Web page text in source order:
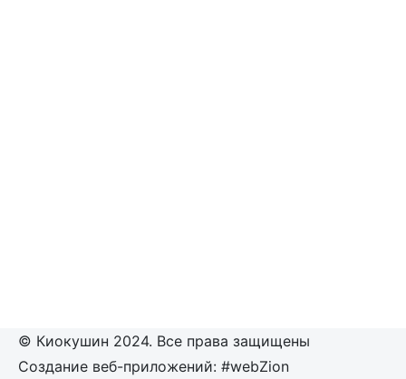
© Киокушин 2024. Все права защищены
Создание веб-приложений: #webZion